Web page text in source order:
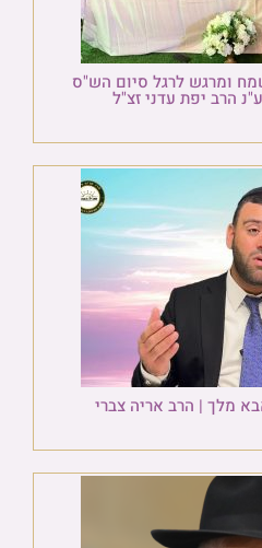
ומרגש לרגל סיום הש"ס
הרב יפת עדני זצ"ל
מלך | הרב אריה צברי